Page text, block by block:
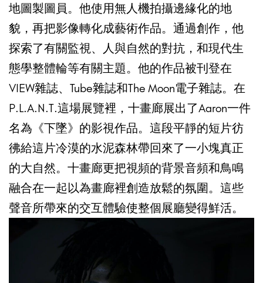
地圖製圖員。他使用無人機拍攝邊緣化的地
貌，再把影像轉化成藝術作品。通過創作，他
探索了有關監視、人與自然的對抗，和現代生
態學整體輪等有關主題。他的作品被刊登在
VIEW雜誌、Tube雜誌和The Moon電子雜誌。在
P.L.A.N.T.這場展覽裡，十畫廊展出了Aaron一件
名為《下墜》的影視作品。這段平靜的短片彷
彿給這片冷漠的水泥森林帶回來了一小塊真正
的大自然。十畫廊更把視頻的背景音頻和鳥鳴
融合在一起以為畫廊裡創造放鬆的氛圍。這些
聲音所帶來的交互體驗使整個展廳變得鮮活。